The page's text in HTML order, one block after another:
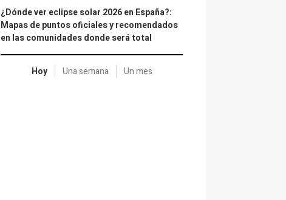
¿Dónde ver eclipse solar 2026 en España?:
Mapas de puntos oficiales y recomendados
en las comunidades donde será total
Hoy Una semana Un mes